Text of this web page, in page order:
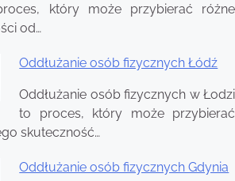
który może przybierać różne
od…
Oddłużanie osób fizycznych Łódź
Oddłużanie osób fizycznych w Łodzi
to proces, który może przybierać
skuteczność…
Oddłużanie osób fizycznych Gdynia